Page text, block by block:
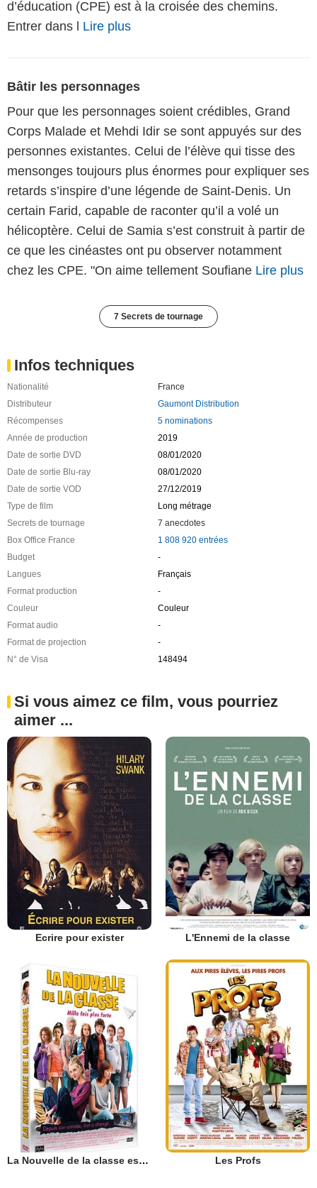
d’éducation (CPE) est à la croisée des chemins.
Entrer dans l Lire plus
Bâtir les personnages
Pour que les personnages soient crédibles, Grand
Corps Malade et Mehdi Idir se sont appuyés sur des
personnes existantes. Celui de l’élève qui tisse des
mensonges toujours plus énormes pour expliquer ses
retards s’inspire d’une légende de Saint-Denis. Un
certain Farid, capable de raconter qu’il a volé un
hélicoptère. Celui de Samia s’est construit à partir de
ce que les cinéastes ont pu observer notamment
chez les CPE. "On aime tellement Soufiane Lire plus
7 Secrets de tournage
Infos techniques
Nationalité
France
Distributeur
Gaumont Distribution
Récompenses
5 nominations
Année de production
2019
Date de sortie DVD
08/01/2020
Date de sortie Blu-ray
08/01/2020
Date de sortie VOD
27/12/2019
Type de film
Long métrage
Secrets de tournage
7 anecdotes
Box Office France
1 808 920 entrées
Budget
-
Langues
Français
Format production
-
Couleur
Couleur
Format audio
-
Format de projection
-
N° de Visa
148494
Si vous aimez ce film, vous pourriez
aimer ...
Ecrire pour exister L'Ennemi de la classe
La Nouvelle de la classe est mille fois plus forte Les Profs